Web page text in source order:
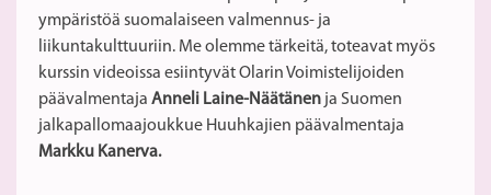
ympäristöä suomalaiseen valmennus- ja
liikuntakulttuuriin. Me olemme tärkeitä, toteavat myös
kurssin videoissa esiintyvät Olarin Voimistelijoiden
päävalmentaja Anneli Laine-Näätänen ja Suomen
jalkapallomaajoukkue Huuhkajien päävalmentaja
Markku Kanerva.